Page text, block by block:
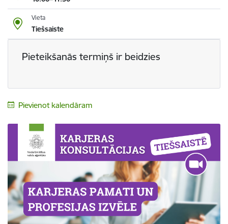
Vieta
Tiešsaiste
Pieteikšanās termiņš ir beidzies
Pievienot kalendāram